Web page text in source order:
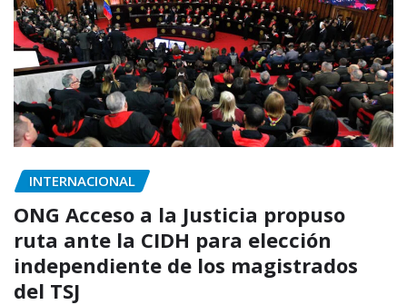
INTERNACIONAL
ONG Acceso a la Justicia propuso
ruta ante la CIDH para elección
independiente de los magistrados
del TSJ